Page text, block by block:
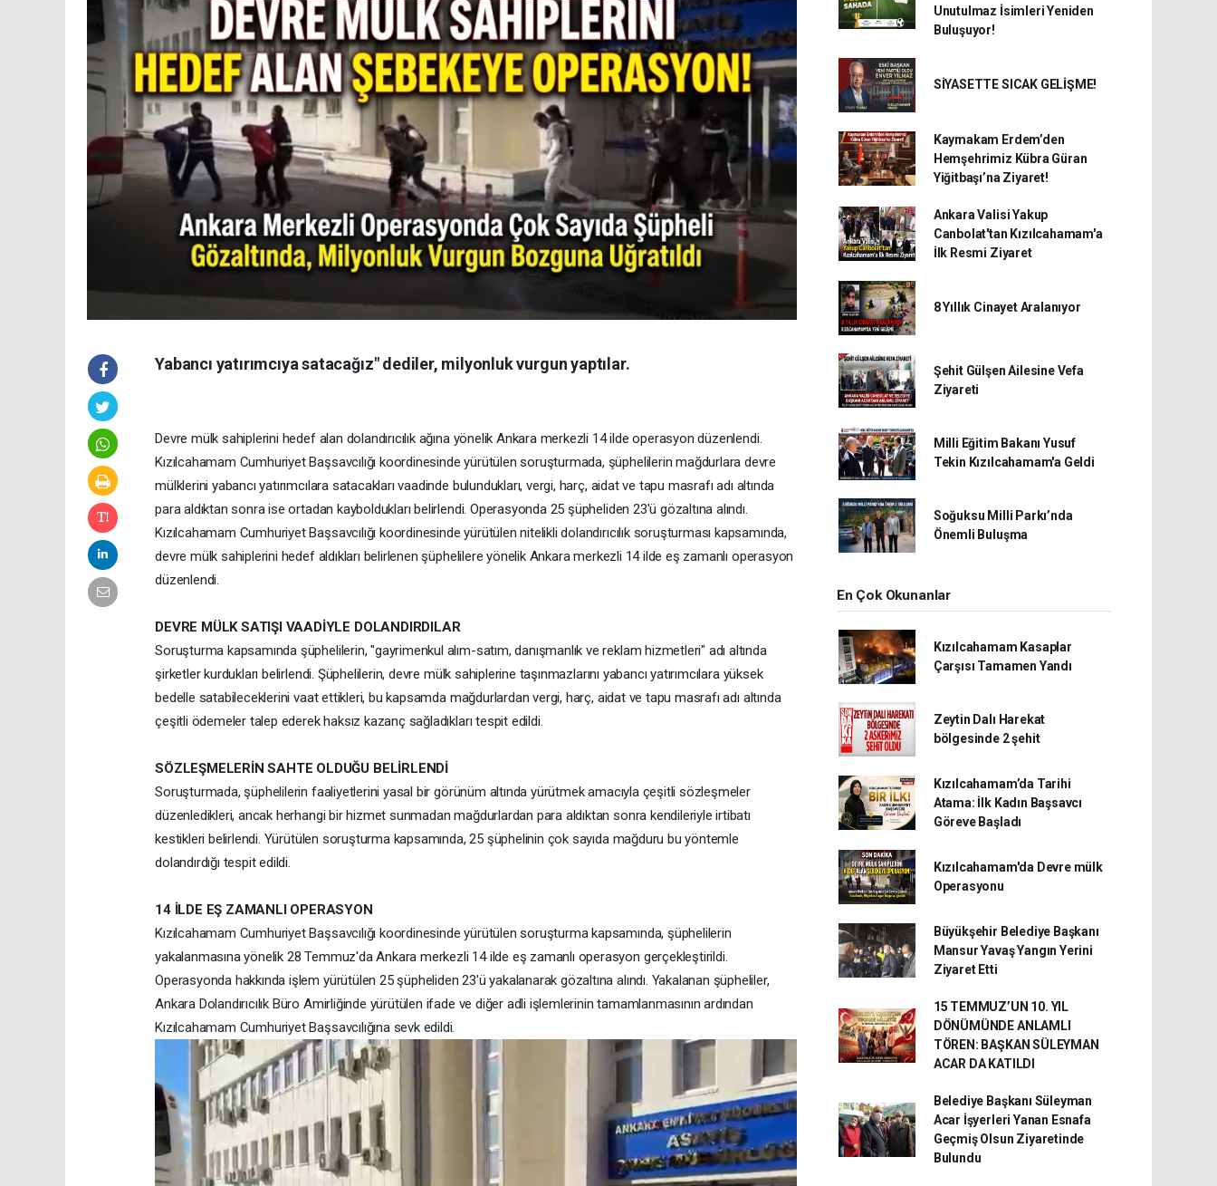
Yabancı yatırımcıya satacağız" dediler, milyonluk vurgun yaptılar.
Devre mülk sahiplerini hedef alan dolandırıcılık ağına yönelik Ankara merkezli 14 ilde operasyon düzenlendi.
Kızılcahamam Cumhuriyet Başsavcılığı koordinesinde yürütülen soruşturmada, şüphelilerin mağdurlara devre
mülklerini yabancı yatırımcılara satacakları vaadinde bulundukları, vergi, harç, aidat ve tapu masrafı adı altında
para aldıktan sonra ise ortadan kayboldukları belirlendi. Operasyonda 25 şüpheliden 23'ü gözaltına alındı.
Kızılcahamam Cumhuriyet Başsavcılığı koordinesinde yürütülen nitelikli dolandırıcılık soruşturması kapsamında,
devre mülk sahiplerini hedef aldıkları belirlenen şüphelilere yönelik Ankara merkezli 14 ilde eş zamanlı operasyon
düzenlendi.
DEVRE MÜLK SATIŞI VAADİYLE DOLANDIRDILAR
Soruşturma kapsamında şüphelilerin, "gayrimenkul alım-satım, danışmanlık ve reklam hizmetleri" adı altında
şirketler kurdukları belirlendi. Şüphelilerin, devre mülk sahiplerine taşınmazlarını yabancı yatırımcılara yüksek
bedelle satabileceklerini vaat ettikleri, bu kapsamda mağdurlardan vergi, harç, aidat ve tapu masrafı adı altında
çeşitli ödemeler talep ederek haksız kazanç sağladıkları tespit edildi.
SÖZLEŞMELERİN SAHTE OLDUĞU BELİRLENDİ
Soruşturmada, şüphelilerin faaliyetlerini yasal bir görünüm altında yürütmek amacıyla çeşitli sözleşmeler
düzenledikleri, ancak herhangi bir hizmet sunmadan mağdurlardan para aldıktan sonra kendileriyle irtibatı
kestikleri belirlendi. Yürütülen soruşturma kapsamında, 25 şüphelinin çok sayıda mağduru bu yöntemle
dolandırdığı tespit edildi.
14 İLDE EŞ ZAMANLI OPERASYON
Kızılcahamam Cumhuriyet Başsavcılığı koordinesinde yürütülen soruşturma kapsamında, şüphelilerin
yakalanmasına yönelik 28 Temmuz'da Ankara merkezli 14 ilde eş zamanlı operasyon gerçekleştirildi.
Operasyonda hakkında işlem yürütülen 25 şüpheliden 23'ü yakalanarak gözaltına alındı. Yakalanan şüpheliler,
Ankara Dolandırıcılık Büro Amirliğinde yürütülen ifade ve diğer adli işlemlerinin tamamlanmasının ardından
Kızılcahamam Cumhuriyet Başsavcılığına sevk edildi.
Unutulmaz İsimleri Yeniden
Buluşuyor!
SİYASETTE SICAK GELİŞME!
Kaymakam Erdem’den
Hemşehrimiz Kübra Güran
Yiğitbaşı’na Ziyaret!
Ankara Valisi Yakup
Canbolat'tan Kızılcahamam'a
İlk Resmi Ziyaret
8 Yıllık Cinayet Aralanıyor
Şehit Gülşen Ailesine Vefa
Ziyareti
Milli Eğitim Bakanı Yusuf
Tekin Kızılcahamam'a Geldi
Soğuksu Milli Parkı’nda
Önemli Buluşma
En Çok Okunanlar
Kızılcahamam Kasaplar
Çarşısı Tamamen Yandı
Zeytin Dalı Harekat
bölgesinde 2 şehit
Kızılcahamam’da Tarihi
Atama: İlk Kadın Başsavcı
Göreve Başladı
Kızılcahamam'da Devre mülk
Operasyonu
Büyükşehir Belediye Başkanı
Mansur Yavaş Yangın Yerini
Ziyaret Etti
15 TEMMUZ’UN 10. YIL
DÖNÜMÜNDE ANLAMLI
TÖREN: BAŞKAN SÜLEYMAN
ACAR DA KATILDI
Belediye Başkanı Süleyman
Acar İşyerleri Yanan Esnafa
Geçmiş Olsun Ziyaretinde
Bulundu